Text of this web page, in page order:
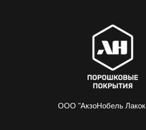
ООО "АкзоНобель